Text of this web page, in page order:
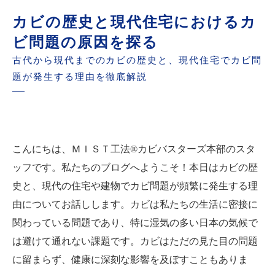
カビの歴史と現代住宅におけるカ
ビ問題の原因を探る
古代から現代までのカビの歴史と、現代住宅でカビ問
題が発生する理由を徹底解説
こんにちは、ＭＩＳＴ工法®カビバスターズ本部のスタ
ッフです。私たちのブログへようこそ！本日はカビの歴
史と、現代の住宅や建物でカビ問題が頻繁に発生する理
由についてお話しします。カビは私たちの生活に密接に
関わっている問題であり、特に湿気の多い日本の気候で
は避けて通れない課題です。カビはただの見た目の問題
に留まらず、健康に深刻な影響を及ぼすこともありま